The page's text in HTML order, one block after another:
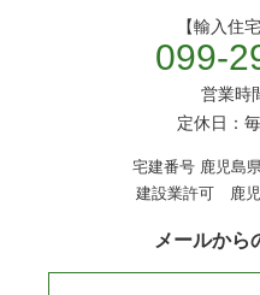
【輸入住
099-
営業時間
定休日：毎
宅建番号 鹿児島
建設業許可 鹿児
メールから